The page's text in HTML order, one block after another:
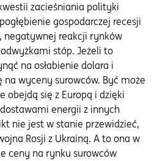
zacieśniania polityki
gospodarczej recesji
negatywnej reakcji rynków
stóp. Jeżeli to
na osłabienie dolara i
na wyceny surowców. Być może
obejdą się z Europą i dzięki
energii z innych
nie jest w stanie przewidzieć,
Rosji z Ukrainą. A to ona w
ceny na rynku surowców